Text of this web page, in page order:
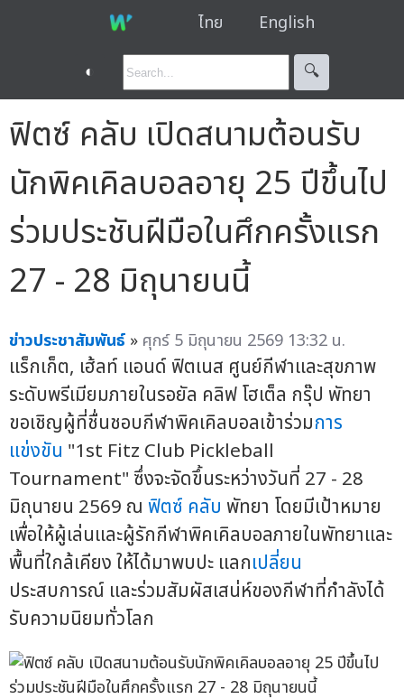
ไทย English
◐ 🔍︎
ฟิตซ์ คลับ เปิดสนามต้อนรับ
นักพิคเคิลบอลอายุ 25 ปีขึ้นไป
ร่วมประชันฝีมือในศึกครั้งแรก
27 - 28 มิถุนายนนี้
ข่าวประชาสัมพันธ์ » ศุกร์ 5 มิถุนายน 2569 13:32 น.
แร็กเก็ต, เฮ้ลท์ แอนด์ ฟิตเนส ศูนย์กีฬาและสุขภาพ
ระดับพรีเมียมภายในรอยัล คลิฟ โฮเต็ล กรุ๊ป พัทยา
ขอเชิญผู้ที่ชื่นชอบกีฬาพิคเคิลบอลเข้าร่วมการ
แข่งขัน "1st Fitz Club Pickleball
Tournament" ซึ่งจะจัดขึ้นระหว่างวันที่ 27 - 28
มิถุนายน 2569 ณ ฟิตซ์ คลับ พัทยา โดยมีเป้าหมาย
เพื่อให้ผู้เล่นและผู้รักกีฬาพิคเคิลบอลภายในพัทยาและ
พื้นที่ใกล้เคียง ให้ได้มาพบปะ แลกเปลี่ยน
ประสบการณ์ และร่วมสัมผัสเสน่ห์ของกีฬาที่กำลังได้
รับความนิยมทั่วโลก